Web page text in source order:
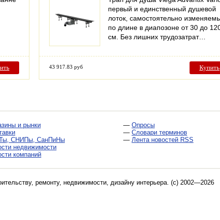
первый и единственный душевой
лоток, самостоятельно
по длине в диапозоне от 30 до
см. Без лишних трудозатрат…
43 917.83 руб Купить
и рынки
СНИПы, СанПиНы
недвижимости
компаний
— Опросы
— Словари терминов
— Лента новостей RSS
ремонту, недвижимости, дизайну интерьера . (c) 2002—2026